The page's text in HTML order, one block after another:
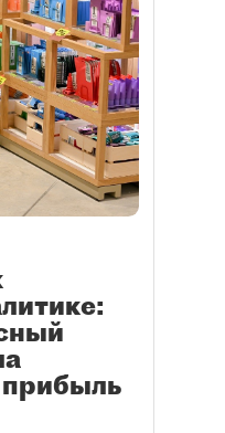
прибыль